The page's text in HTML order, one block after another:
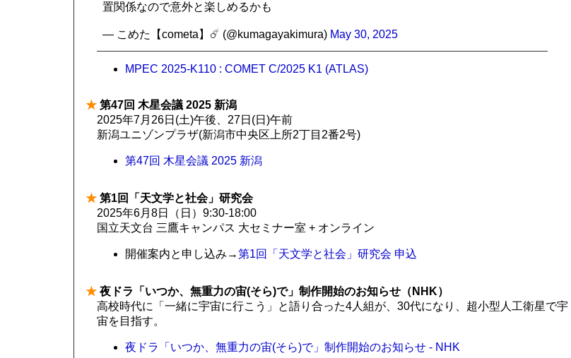
置関係なので意外と楽しめるかも
— こめた【cometa】☄️ (@kumagayakimura) May 30, 2025
MPEC 2025-K110 : COMET C/2025 K1 (ATLAS)
★ 第47回 木星会議 2025 新潟
2025年7月26日(土)午後、27日(日)午前
新潟ユニゾンプラザ(新潟市中央区上所2丁目2番2号)
第47回 木星会議 2025 新潟
★ 第1回「天文学と社会」研究会
2025年6月8日（日）9:30-18:00
国立天文台 三鷹キャンパス 大セミナー室 + オンライン
開催案内と申し込み→第1回「天文学と社会」研究会 申込
★ 夜ドラ「いつか、無重力の宙(そら)で」制作開始のお知らせ（NHK）
高校時代に「一緒に宇宙に行こう」と語り合った4人組が、30代になり、超小型人工衛星で宇
宙を目指す。
夜ドラ「いつか、無重力の宙(そら)で」制作開始のお知らせ - NHK